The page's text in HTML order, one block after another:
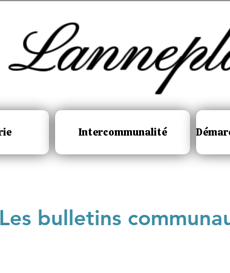
Intercommunalité
Les bulletins